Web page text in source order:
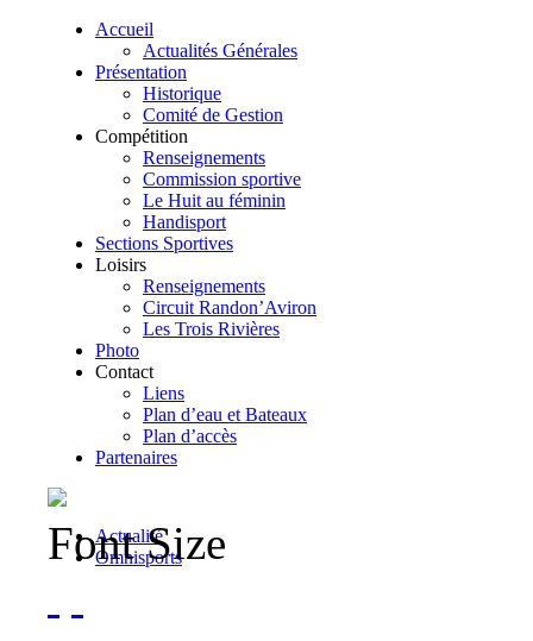
Accueil
Actualités Générales
Présentation
Historique
Comité de Gestion
Compétition
Renseignements
Commission sportive
Le Huit au féminin
Handisport
Sections Sportives
Loisirs
Renseignements
Circuit Randon’Aviron
Les Trois Rivières
Photo
Contact
Liens
Plan d’eau et Bateaux
Plan d’accès
Partenaires
Actualité
Omnisports
Font Size